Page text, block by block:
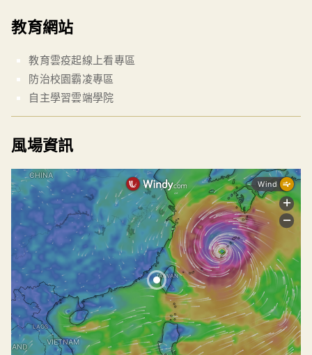
教育網站
教育雲疫起線上看專區
防治校園霸凌專區
自主學習雲端學院
風場資訊